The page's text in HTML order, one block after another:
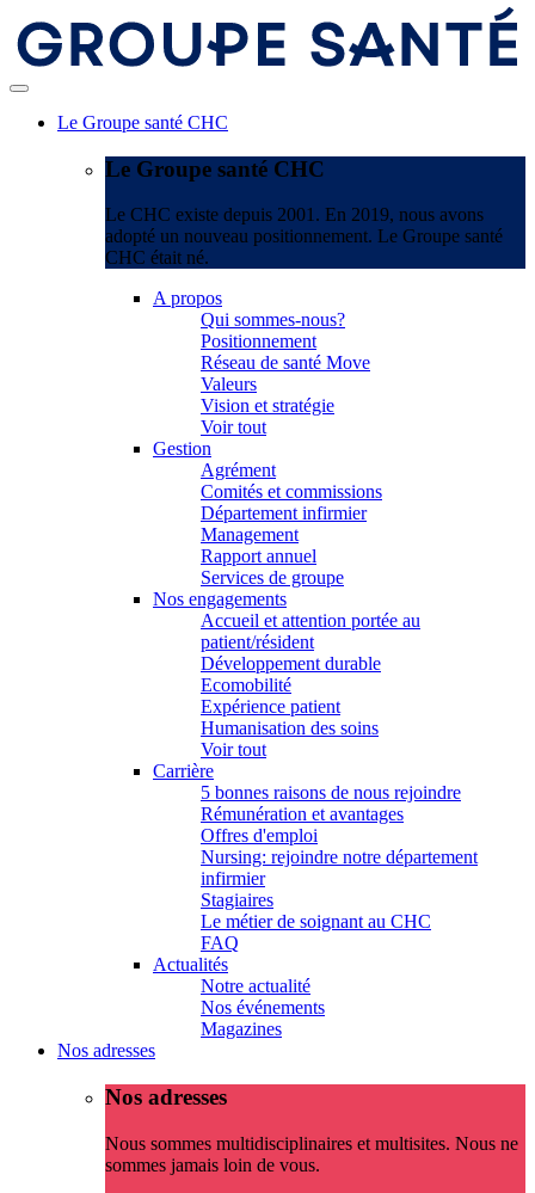
Le Groupe santé CHC
Le Groupe santé CHC
Le CHC existe depuis 2001. En 2019, nous avons
adopté un nouveau positionnement. Le Groupe santé
CHC était né.
A propos
Qui sommes-nous?
Positionnement
Réseau de santé Move
Valeurs
Vision et stratégie
Voir tout
Gestion
Agrément
Comités et commissions
Département infirmier
Management
Rapport annuel
Services de groupe
Nos engagements
Accueil et attention portée au
patient/résident
Développement durable
Ecomobilité
Expérience patient
Humanisation des soins
Voir tout
Carrière
5 bonnes raisons de nous rejoindre
Rémunération et avantages
Offres d'emploi
Nursing: rejoindre notre département
infirmier
Stagiaires
Le métier de soignant au CHC
FAQ
Actualités
Notre actualité
Nos événements
Magazines
Nos adresses
Nos adresses
Nous sommes multidisciplinaires et multisites. Nous ne
sommes jamais loin de vous.